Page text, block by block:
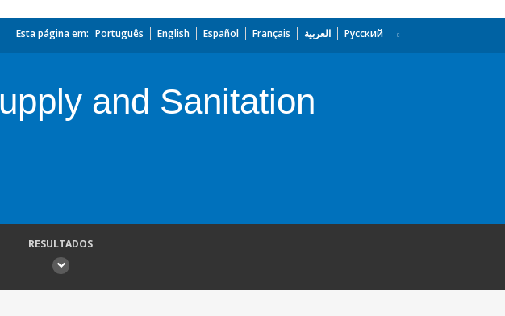
Esta página em: Português English Español Français العربية Русский
and Sanitation
RESULTADOS